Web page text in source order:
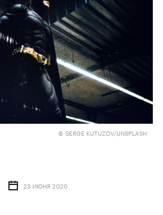
© SERGE KUTUZOV/UNSPLASH
23 ИЮНЯ 2020